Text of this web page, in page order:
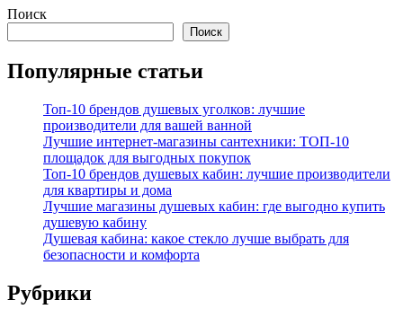
Поиск
Поиск
Популярные статьи
Топ-10 брендов душевых уголков: лучшие
производители для вашей ванной
Лучшие интернет-магазины сантехники: ТОП-10
площадок для выгодных покупок
Топ-10 брендов душевых кабин: лучшие производители
для квартиры и дома
Лучшие магазины душевых кабин: где выгодно купить
душевую кабину
Душевая кабина: какое стекло лучше выбрать для
безопасности и комфорта
Рубрики